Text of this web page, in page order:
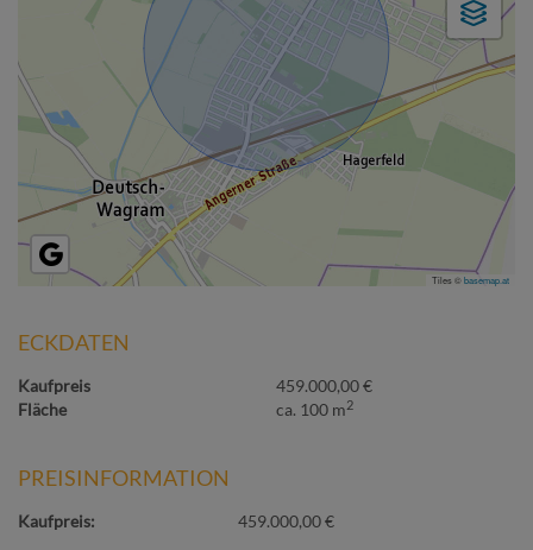
Tiles ©basemap.at
ECKDATEN
Kaufpreis
459.000,00 €
Fläche
ca. 100 m2
PREISINFORMATION
Kaufpreis: 459.000,00 €